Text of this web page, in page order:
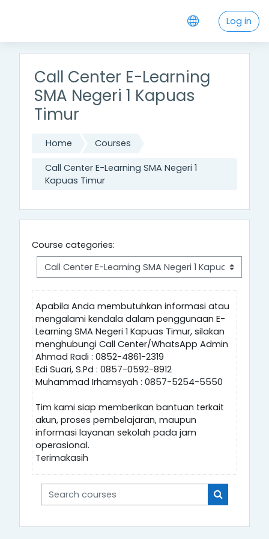
Log in
Call Center E-Learning
SMA Negeri 1 Kapuas
Timur
Home Courses
Call Center E-Learning SMA Negeri 1
Kapuas Timur
Course categories:
Apabila Anda membutuhkan informasi atau
mengalami kendala dalam penggunaan E-
Learning SMA Negeri 1 Kapuas Timur, silakan
menghubungi Call Center/WhatsApp Admin
Ahmad Radi : 0852-4861-2319
Edi Suari, S.Pd : 0857-0592-8912
Muhammad Irhamsyah : 0857-5254-5550
Tim kami siap memberikan bantuan terkait
akun, proses pembelajaran, maupun
informasi layanan sekolah pada jam
operasional.
Terimakasih
Search courses
Search